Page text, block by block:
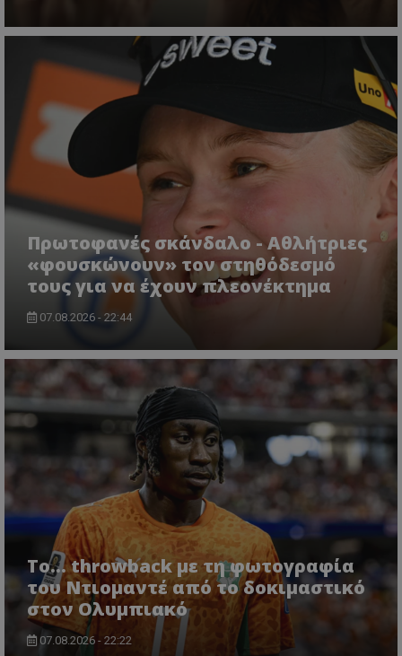
Πρωτοφανές σκάνδαλο - Aθλήτριες
«φουσκώνουν» τον στηθόδεσμό
τους για να έχουν πλεονέκτημα
07.08.2026 - 22:44
Το... throwback με τη φωτογραφία
του Ντιομαντέ από το δοκιμαστικό
στον Ολυμπιακό
07.08.2026 - 22:22